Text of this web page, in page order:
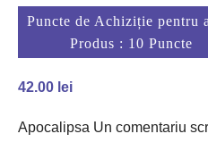
Puncte de Achiziție pentru
Produs : 10 Puncte
42.00 lei
Apocalipsa Un comentariu